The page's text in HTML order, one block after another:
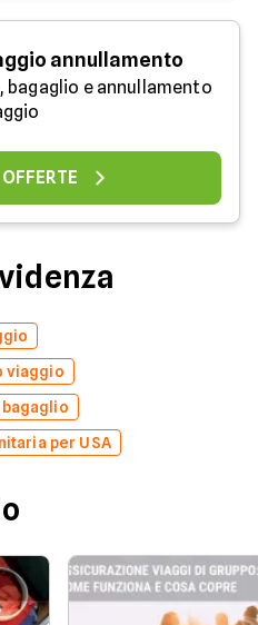
annullamento
bagaglio e annullamento
viaggio
per USA